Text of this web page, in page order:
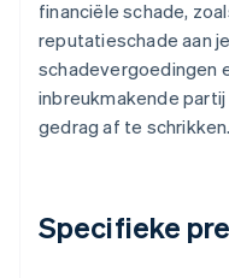
financiële schade,
reputatieschade aan
schadevergoedingen
inbreukmakende
gedrag af te schrikken.
Specifieke